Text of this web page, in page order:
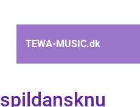
TEWA-MUSIC.dk
spildansknu